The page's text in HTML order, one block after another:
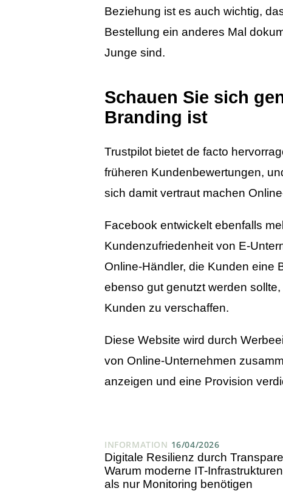
Beziehung ist es auch wichtig,
Bestellung ein anderes Mal
Junge sind.
Schauen Sie sich
Branding ist
Trustpilot bietet de facto
früheren Kundenbewertungen,
sich damit vertraut machen
Facebook entwickelt ebenfalls
Kundenzufriedenheit von E-
Online-Händler, die Kunden eine
ebenso gut genutzt werden
Kunden zu verschaffen.
Diese Website wird durch
von Online-Unternehmen
anzeigen und eine Provision
INFORMATION 16/04/2026
Digitale Resilienz durch
Warum moderne IT-
als nur Monitoring benötigen